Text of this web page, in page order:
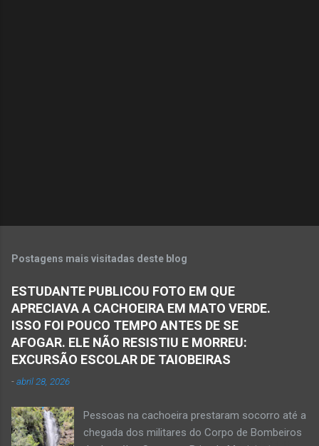
Postagens mais visitadas deste blog
ESTUDANTE PUBLICOU FOTO EM QUE
APRECIAVA A CACHOEIRA EM MATO VERDE.
ISSO FOI POUCO TEMPO ANTES DE SE
AFOGAR. ELE NÃO RESISTIU E MORREU:
EXCURSÃO ESCOLAR DE TAIOBEIRAS
-abril 28, 2026
Pessoas na cachoeira prestaram socorro até a
chegada dos militares do Corpo de Bombeiros